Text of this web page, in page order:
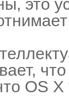
это
OS X